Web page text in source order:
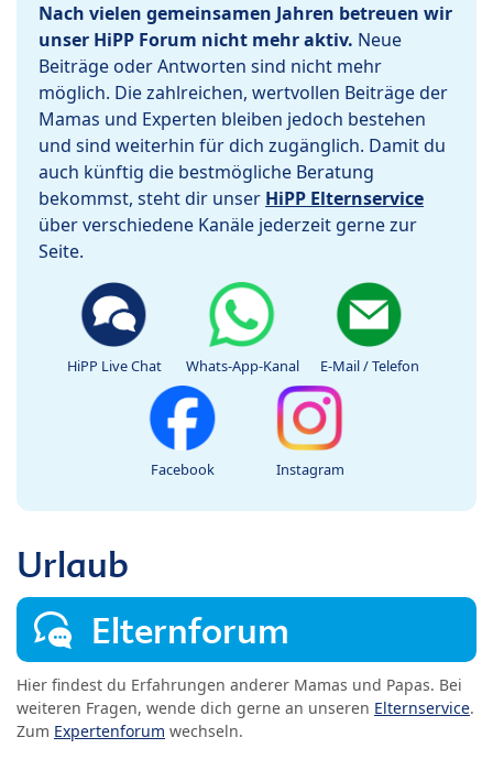
Nach vielen gemeinsamen Jahren betreuen wir
unser HiPP Forum nicht mehr aktiv. Neue
Beiträge oder Antworten sind nicht mehr
möglich. Die zahlreichen, wertvollen Beiträge der
Mamas und Experten bleiben jedoch bestehen
und sind weiterhin für dich zugänglich. Damit du
auch künftig die bestmögliche Beratung
bekommst, steht dir unser HiPP Elternservice
über verschiedene Kanäle jederzeit gerne zur
Seite.
HiPP Live Chat Whats-App-Kanal E-Mail / Telefon
Facebook Instagram
Urlaub
Elternforum
Hier findest du Erfahrungen anderer Mamas und Papas. Bei
weiteren Fragen, wende dich gerne an unseren Elternservice.
Zum Expertenforum wechseln.